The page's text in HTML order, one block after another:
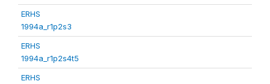
ERHS
1994a_r1p2s3
ERHS
1994a_r1p2s4t5
ERHS